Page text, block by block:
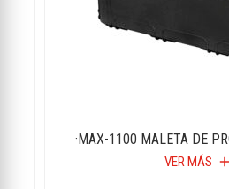
·MAX-1100 MALETA DE
VER MÁS add